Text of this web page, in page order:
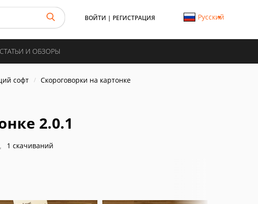
ВОЙТИ | РЕГИСТРАЦИЯ Русский
СТАТЬИ И ОБЗОРЫ
софт Скороговорки на картонке
2.0.1
1 скачиваний